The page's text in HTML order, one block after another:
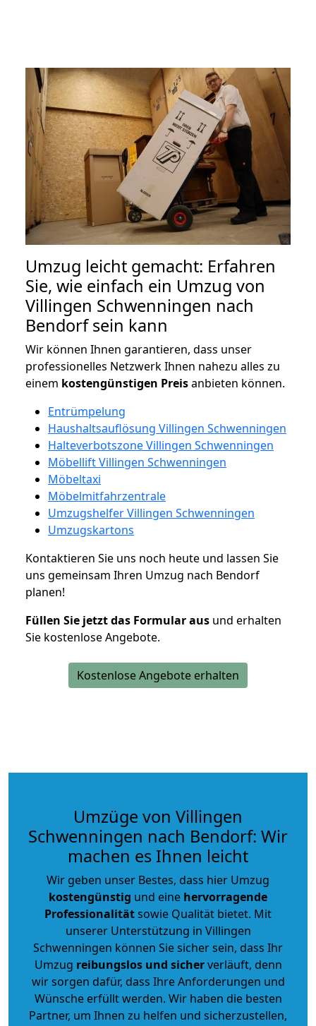
Umzug leicht gemacht: Erfahren
Sie, wie einfach ein Umzug von
Villingen Schwenningen nach
Bendorf sein kann
Wir können Ihnen garantieren, dass unser
professionelles Netzwerk Ihnen nahezu alles zu
einem kostengünstigen Preisanbieten können.
Entrümpelung
Haushaltsauflösung Villingen Schwenningen
Halteverbotszone Villingen Schwenningen
Möbellift Villingen Schwenningen
Möbeltaxi
Möbelmitfahrzentrale
Umzugshelfer Villingen Schwenningen
Umzugskartons
Kontaktieren Sie uns noch heute und lassen Sie
uns gemeinsam Ihren Umzug nach Bendorf
planen!
Füllen Sie jetzt das Formular aus und erhalten
Sie kostenlose Angebote.
Kostenlose Angebote erhalten
Umzüge von Villingen
Schwenningen nach Bendorf: Wir
machen es Ihnen leicht
Wir geben unser Bestes, dass hier Umzug
kostengünstig und eine hervorragende
Professionalitätsowie Qualität bietet. Mit
unserer Unterstützung in Villingen
Schwenningen können Sie sicher sein, dass Ihr
Umzug reibungslos und sicherverläuft, denn
wir sorgen dafür, dass Ihre Anforderungen und
Wünsche erfüllt werden. Wir haben die besten
Partner, um Ihnen zu helfen und sicherzustellen,